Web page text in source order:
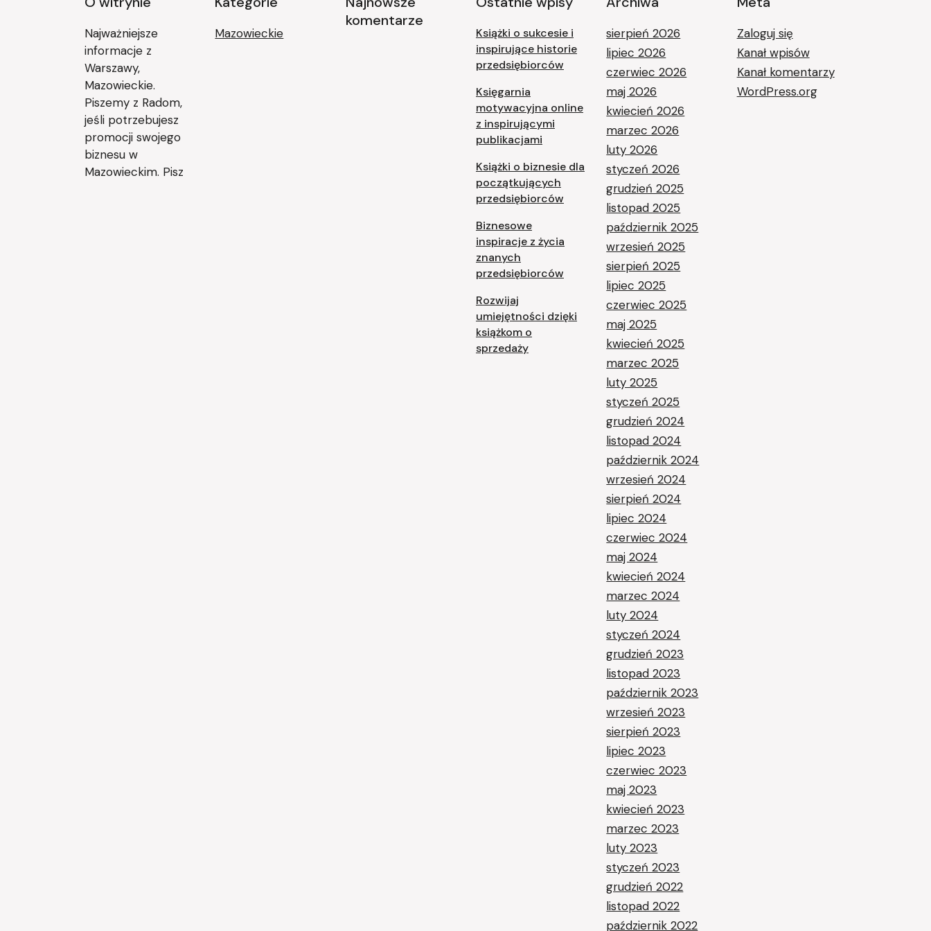
Najważniejsze
informacje z
Warszawy,
Mazowieckie.
Piszemy z Radom,
jeśli potrzebujesz
promocji swojego
biznesu w
Mazowieckim. Pisz
Mazowieckie
komentarze
Książki o sukcesie i
inspirujące historie
przedsiębiorców
Księgarnia
motywacyjna online
z inspirującymi
publikacjami
Książki o biznesie dla
początkujących
przedsiębiorców
Biznesowe
inspiracje z życia
znanych
przedsiębiorców
Rozwijaj
umiejętności dzięki
książkom o
sprzedaży
sierpień 2026
lipiec 2026
czerwiec 2026
maj 2026
kwiecień 2026
marzec 2026
luty 2026
styczeń 2026
grudzień 2025
listopad 2025
październik 2025
wrzesień 2025
sierpień 2025
lipiec 2025
czerwiec 2025
maj 2025
kwiecień 2025
marzec 2025
luty 2025
styczeń 2025
grudzień 2024
listopad 2024
październik 2024
wrzesień 2024
sierpień 2024
lipiec 2024
czerwiec 2024
maj 2024
kwiecień 2024
marzec 2024
luty 2024
styczeń 2024
grudzień 2023
listopad 2023
październik 2023
wrzesień 2023
sierpień 2023
lipiec 2023
czerwiec 2023
maj 2023
kwiecień 2023
marzec 2023
luty 2023
styczeń 2023
grudzień 2022
listopad 2022
październik 2022
Zaloguj się
Kanał wpisów
Kanał komentarzy
WordPress.org